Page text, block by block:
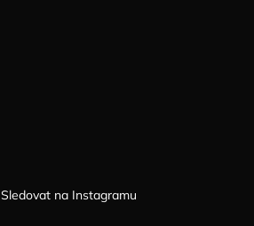
Sledovat na Instagramu